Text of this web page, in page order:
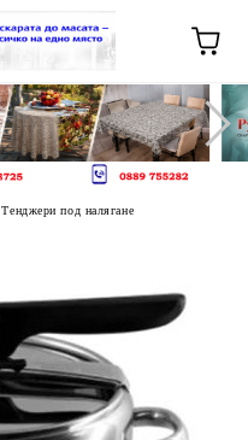
Тенджери под налягане